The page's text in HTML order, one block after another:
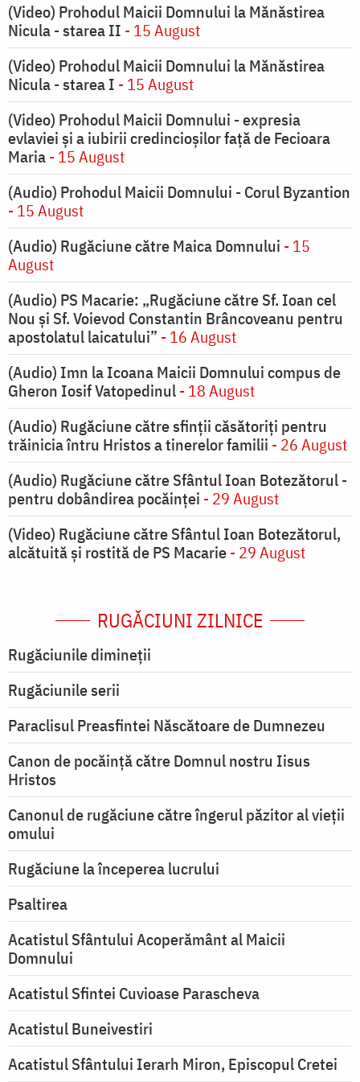
(Video) Prohodul Maicii Domnului la Mănăstirea
Nicula - starea II - 15 August
(Video) Prohodul Maicii Domnului la Mănăstirea
Nicula - starea I - 15 August
(Video) Prohodul Maicii Domnului - expresia
evlaviei și a iubirii credincioșilor față de Fecioara
Maria- 15 August
(Audio) Prohodul Maicii Domnului - Corul Byzantion
- 15 August
(Audio) Rugăciune către Maica Domnului - 15
August
(Audio) PS Macarie: „Rugăciune către Sf. Ioan cel
Nou și Sf. Voievod Constantin Brâncoveanu pentru
apostolatul laicatului” - 16 August
(Audio) Imn la Icoana Maicii Domnului compus de
Gheron Iosif Vatopedinul- 18 August
(Audio) Rugăciune către sfinții căsătoriți pentru
trăinicia întru Hristos a tinerelor familii - 26 August
(Audio) Rugăciune către Sfântul Ioan Botezătorul -
pentru dobândirea pocăinței - 29 August
(Video) Rugăciune către Sfântul Ioan Botezătorul,
alcătuită și rostită de PS Macarie- 29 August
RUGĂCIUNI ZILNICE
Rugăciunile dimineții
Rugăciunile serii
Paraclisul Preasfintei Născătoare de Dumnezeu
Canon de pocăință către Domnul nostru Iisus
Hristos
Canonul de rugăciune către îngerul păzitor al vieții
omului
Rugăciune la începerea lucrului
Psaltirea
Acatistul Sfântului Acoperământ al Maicii
Domnului
Acatistul Sfintei Cuvioase Parascheva
Acatistul Buneivestiri
Acatistul Sfântului Ierarh Miron, Episcopul Cretei